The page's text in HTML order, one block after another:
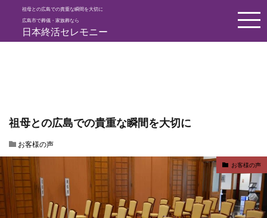
祖母との広島での貴重な瞬間を大切に
広島市で葬儀・家族葬なら
日本終活セレモニー
HOME お客様の声
祖母との広島での貴重な瞬間を大切に
お客様の声
お客様の声